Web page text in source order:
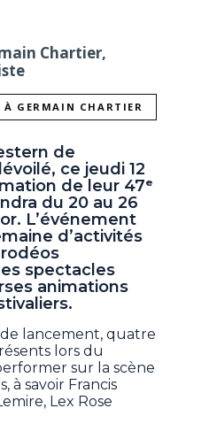
Chartier,
À GERMAIN CHARTIER
de
ce jeudi 12
de leur 47ᵉ
du 20 au 26
L’événement
d’activités
spectacles
animations
lancement, quatre
lors du
sur la scène
à savoir Francis
Lex Rose